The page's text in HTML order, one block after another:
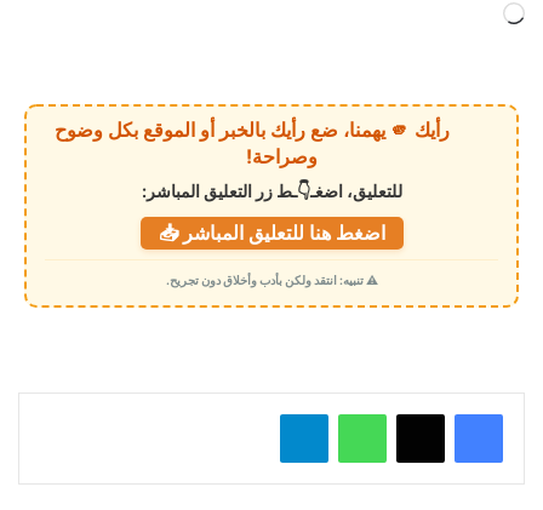
ي
م
ي
رأيك 🫵 يهمنا، ضع رأيك بالخبر أو الموقع بكل وضوح
وصراحة!
للتعليق، اضغـ👇ـط زر التعليق المباشر:
اضغط هنا للتعليق المباشر 📥
⚠️ تنبيه: انتقد ولكن بأدب وأخلاق دون تجريح.
واتساب